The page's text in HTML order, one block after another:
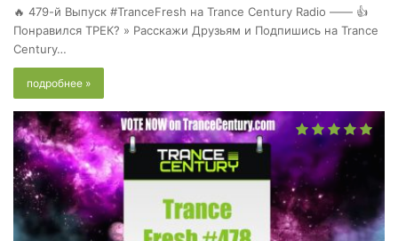
🔥 479-й Выпуск #TranceFresh на Trance Century Radio —— 👍
Понравился ТРЕК? » Расскажи Друзьям и Подпишись на Trance
Century…
подробнее »